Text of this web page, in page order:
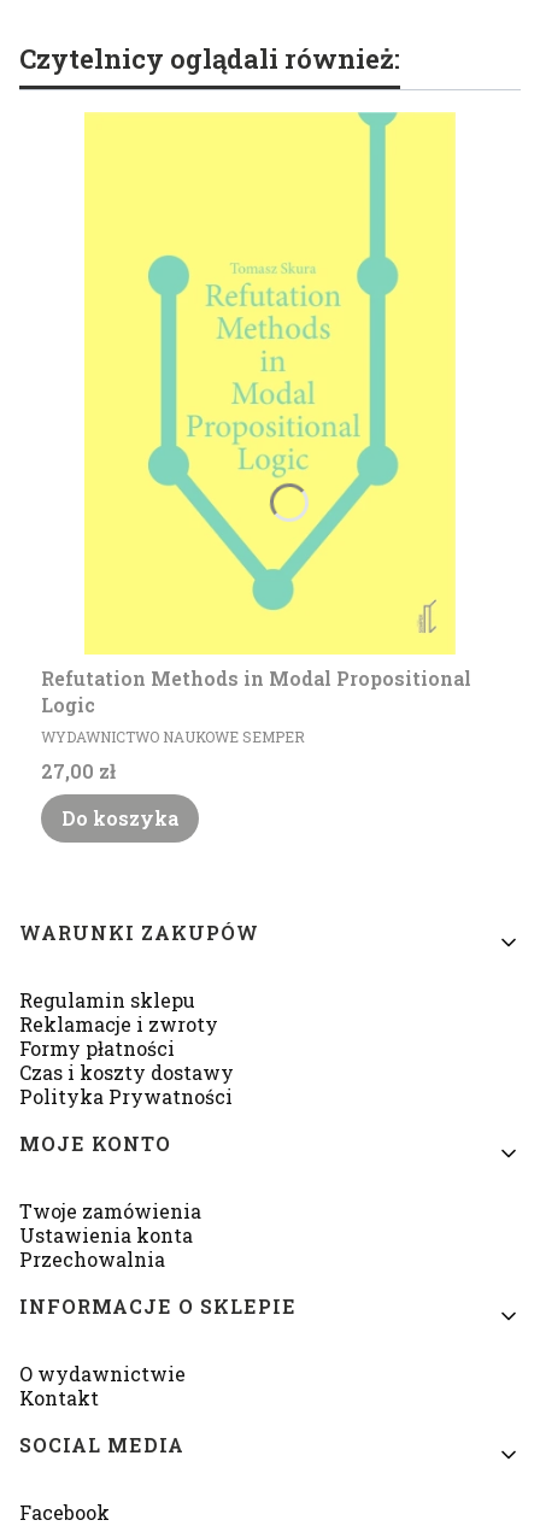
Czytelnicy oglądali również:
Refutation Methods in Modal Propositional
Logic
PRODUCENT
WYDAWNICTWO NAUKOWE SEMPER
Cena
27,00 zł
Do koszyka
Linki w stopce
WARUNKI ZAKUPÓW
Regulamin sklepu
Reklamacje i zwroty
Formy płatności
Czas i koszty dostawy
Polityka Prywatności
MOJE KONTO
Twoje zamówienia
Ustawienia konta
Przechowalnia
INFORMACJE O SKLEPIE
O wydawnictwie
Kontakt
SOCIAL MEDIA
Facebook